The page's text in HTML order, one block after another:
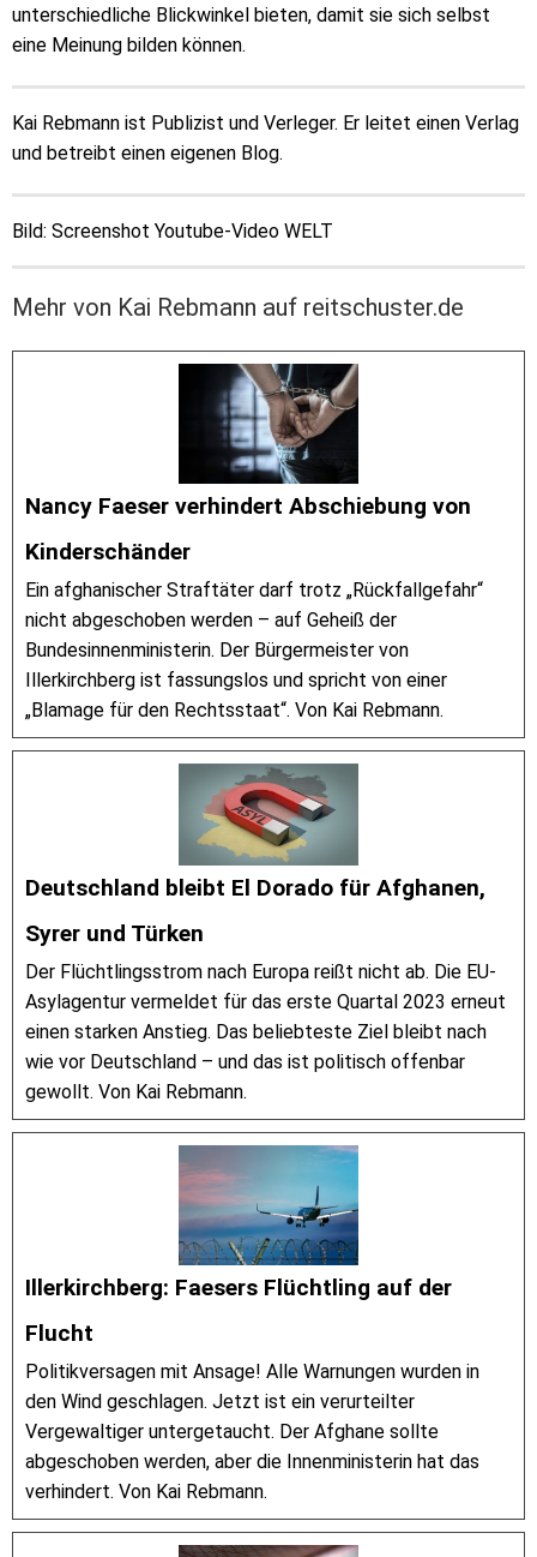
unterschiedliche Blickwinkel bieten, damit sie sich selbst
eine Meinung bilden können.
Kai Rebmann ist Publizist und Verleger. Er leitet einen Verlag
und betreibt einen eigenen Blog.
Bild: Screenshot Youtube-Video WELT
Mehr von Kai Rebmann auf reitschuster.de
Nancy Faeser verhindert Abschiebung von
Kinderschänder
Ein afghanischer Straftäter darf trotz „Rückfallgefahr“
nicht abgeschoben werden – auf Geheiß der
Bundesinnenministerin. Der Bürgermeister von
Illerkirchberg ist fassungslos und spricht von einer
„Blamage für den Rechtsstaat“. Von Kai Rebmann.
Deutschland bleibt El Dorado für Afghanen,
Syrer und Türken
Der Flüchtlingsstrom nach Europa reißt nicht ab. Die EU-
Asylagentur vermeldet für das erste Quartal 2023 erneut
einen starken Anstieg. Das beliebteste Ziel bleibt nach
wie vor Deutschland – und das ist politisch offenbar
gewollt. Von Kai Rebmann.
Illerkirchberg: Faesers Flüchtling auf der
Flucht
Politikversagen mit Ansage! Alle Warnungen wurden in
den Wind geschlagen. Jetzt ist ein verurteilter
Vergewaltiger untergetaucht. Der Afghane sollte
abgeschoben werden, aber die Innenministerin hat das
verhindert. Von Kai Rebmann.